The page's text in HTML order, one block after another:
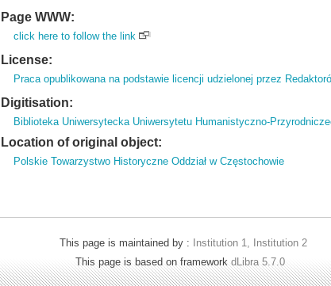
Page WWW:
click here to follow the link
License:
Praca opublikowana na podstawie licencji udzielonej przez
Digitisation:
Biblioteka Uniwersytecka Uniwersytetu Humanistyczno-
Location of original object:
Polskie Towarzystwo Historyczne Oddział w Częstochowie
This page is maintained by :
Institution 1, Institution 2
This page is based on framework dLibra 5.7.0